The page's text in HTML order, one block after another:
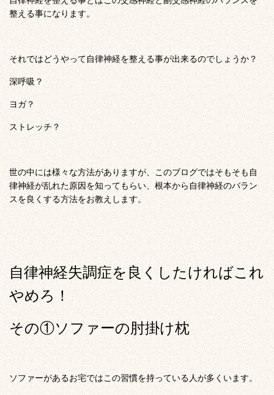
整える事になります。
それではどうやって自律神経を整える事が出来るのでしょうか？
深呼吸？
ヨガ？
ストレッチ？
世の中には様々な方法がありますが、このブログではそもそも自
律神経が乱れた原因を知ってもらい、根本から自律神経のバラン
スを良くする方法をお教えします。
自律神経失調症を良くしたければこれ
やめろ！
その①ソファーの肘掛け枕
ソファーがあるお宅ではこの習慣を持っている人が多くいます。